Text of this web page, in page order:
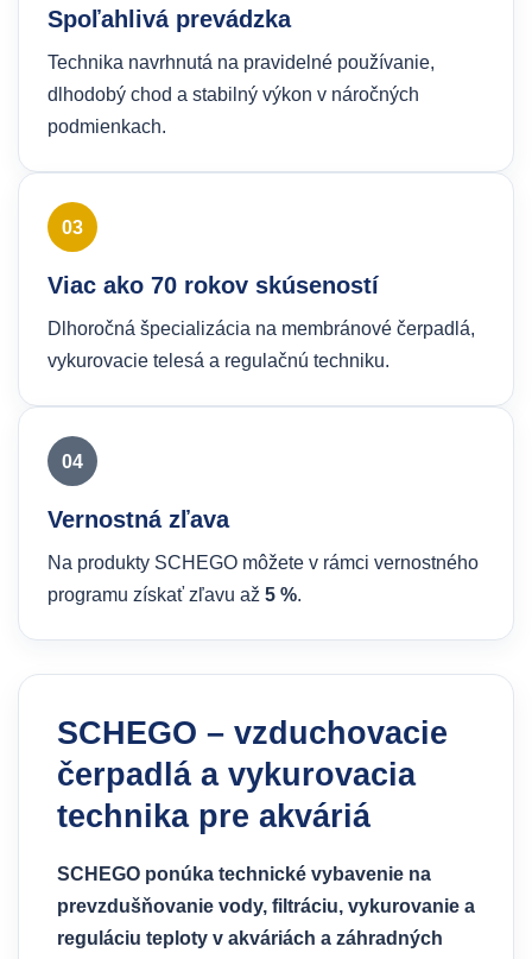
Spoľahlivá prevádzka
Technika navrhnutá na pravidelné používanie,
dlhodobý chod a stabilný výkon v náročných
podmienkach.
03
Viac ako 70 rokov skúseností
Dlhoročná špecializácia na membránové čerpadlá,
vykurovacie telesá a regulačnú techniku.
04
Vernostná zľava
Na produkty SCHEGO môžete v rámci vernostného
programu získať zľavu až 5 %.
SCHEGO – vzduchovacie
čerpadlá a vykurovacia
technika pre akváriá
SCHEGO ponúka technické vybavenie na
prevzdušňovanie vody, filtráciu, vykurovanie a
reguláciu teploty v akváriách a záhradných